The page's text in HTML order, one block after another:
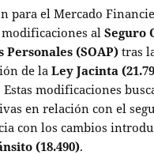
para el Mercado
alSeguro
Personales (SOAP) tras
de laLey Jacinta
modificaciones
en relación con el
con los cambios
(18.490).